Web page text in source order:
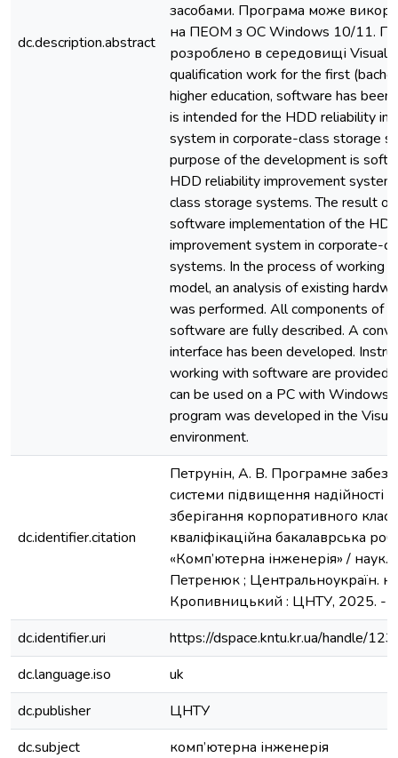
dc.description.abstract
засобами. Програма може
на ПЕОМ з ОС Windows 10/11.
розроблено в середовищі Visual
qualification work for the first
higher education, software has
is intended for the HDD reliability
system in corporate-class storage
purpose of the development is
HDD reliability improvement
class storage systems. The result
software implementation of the
improvement system in corporate-
systems. In the process of working
model, an analysis of existing
was performed. All components of
software are fully described. A
interface has been developed.
working with software are provided.
can be used on a PC with Windows
program was developed in the
environment.
dc.identifier.citation
Петрунін, А. В. Програмне
системи підвищення надійності
зберігання корпоративного
кваліфікаційна бакалаврська
«Комп’ютерна інженерія» / наук.
Петренюк ; Центральноукраїн.
Кропивницький : ЦНТУ, 2025. -
dc.identifier.uri
https://dspace.kntu.kr.ua/handle/
dc.language.iso
uk
dc.publisher
ЦНТУ
dc.subject
комп’ютерна інженерія